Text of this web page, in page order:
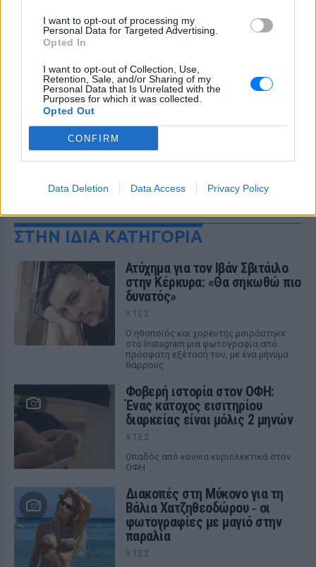
I want to opt-out of processing my
Personal Data for Targeted Advertising.
Opted In
I want to opt-out of Collection, Use,
Retention, Sale, and/or Sharing of my
Personal Data that Is Unrelated with the
Purposes for which it was collected.
Opted Out
CONFIRM
Data Deletion Data Access Privacy Policy
ΔΕΙΤΕ ΕΠΙΣΗΣ
ΣΤΗΝ ΙΔΙΑ ΚΑΤΗΓΟΡΙΑ
Ατύχημα για τον Ιβάν Σβιτάιλο
στην Κέρκυρα: «Θα σηκωθώ πιο
δυνατός»
ΧΤΕΣ
Ο ηθοποιός και χορευτής μοιράστηκε
στο Instagram μια φωτογραφία από
πρόσφατη εξέτασή του, με ένα μήνυμα
θάρρους
Φοβερή ιστορία στον ΟΦΗ:
Ένας κάτοχος εισιτηρίου
διαρκείας είναι μόλις 2 μηνών
ΧΤΕΣ
Οπαδός από κούνια κυριολεκτικά στον
ΟΦΗ
Διακοπές στη Μύκονο για τη
Βάλια Χατζηθεοδώρου ‑ οι
φωτογραφίες με μαγιό στην
παραλία
ΧΤΕΣ